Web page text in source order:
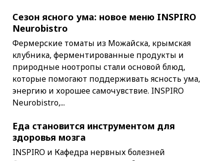
Сезон ясного ума: новое меню INSPIRO
Neurobistro
Фермерские томаты из Можайска, крымская
клубника, ферментированные продукты и
природные ноотропы стали основой блюд,
которые помогают поддерживать ясность ума,
энергию и хорошее самочувствие. INSPIRO
Neurobistro,...
Еда становится инструментом для
здоровья мозга
INSPIRO и Кафедра нервных болезней